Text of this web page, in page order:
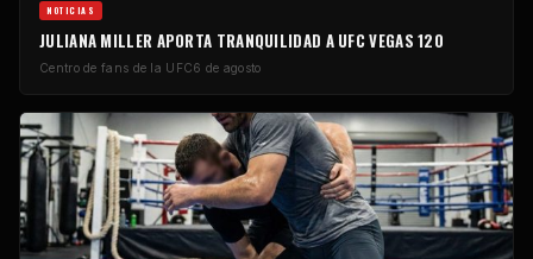
NOTICIAS
JULIANA MILLER APORTA TRANQUILIDAD A UFC VEGAS 120
Centro de fans de la UFC6 de agosto